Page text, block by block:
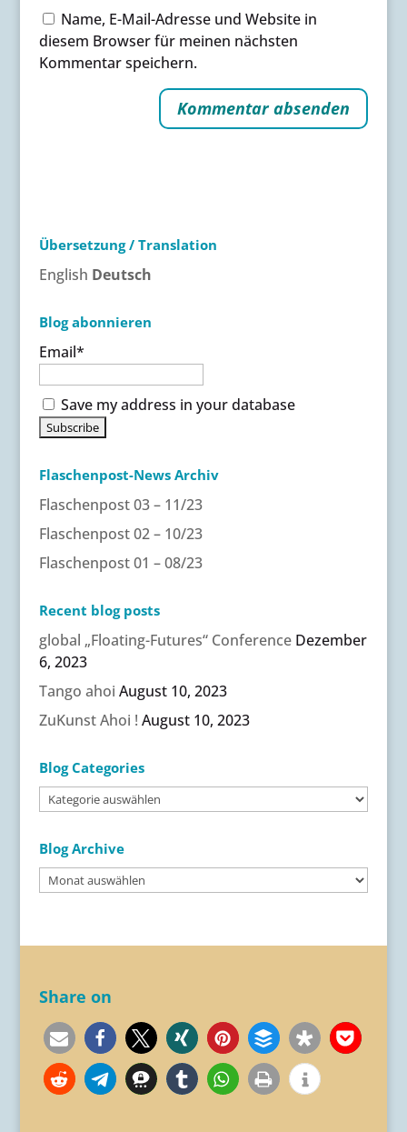
Name, E-Mail-Adresse und Website in
diesem Browser für meinen nächsten
Kommentar speichern.
n
a
i
e
:
Übersetzung / Translation
English Deutsch
Blog abonnieren
Email*
Save my address in your database
Flaschenpost-News Archiv
Flaschenpost 03 – 11/23
Flaschenpost 02 – 10/23
Flaschenpost 01 – 08/23
Recent blog posts
global „Floating-Futures“ Conference Dezember
6, 2023
Tango ahoi August 10, 2023
ZuKunst Ahoi ! August 10, 2023
Blog Categories
Blog
Categories
Blog Archive
Blog
Archive
Share on